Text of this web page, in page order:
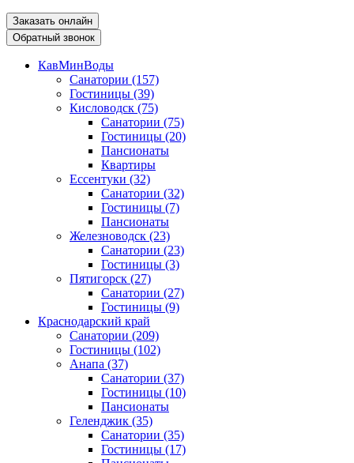
Заказать онлайн
Обратный звонок
КавМинВоды
Санатории (157)
Гостиницы (39)
Кисловодск (75)
Санатории (75)
Гостиницы (20)
Пансионаты
Квартиры
Ессентуки (32)
Санатории (32)
Гостиницы (7)
Пансионаты
Железноводск (23)
Санатории (23)
Гостиницы (3)
Пятигорск (27)
Санатории (27)
Гостиницы (9)
Краснодарский край
Санатории (209)
Гостиницы (102)
Анапа (37)
Санатории (37)
Гостиницы (10)
Пансионаты
Геленджик (35)
Санатории (35)
Гостиницы (17)